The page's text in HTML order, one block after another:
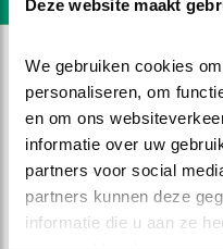
Deze website maakt
We gebruiken cookies
personaliseren, om
en om ons
informatie over uw
partners voor social
partners kunnen deze
informatie die u aan ze